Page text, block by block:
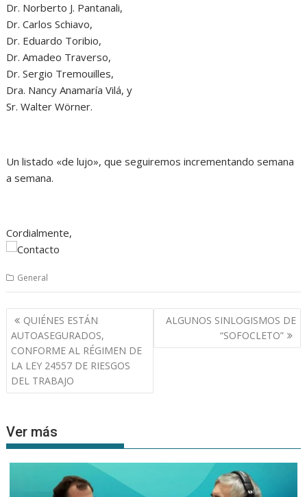
Dr. Norberto J. Pantanali,
Dr. Carlos Schiavo,
Dr. Eduardo Toribio,
Dr. Amadeo Traverso,
Dr. Sergio Tremouilles,
Dra. Nancy Anamaría Vilá, y
Sr. Walter Wörner.
Un listado «de lujo», que seguiremos incrementando semana
a semana.
Cordialmente,
General
Navegación
de
entradas
QUIÉNES ESTÁN
AUTOASEGURADOS,
CONFORME AL RÉGIMEN DE
LA LEY 24557 DE RIESGOS
DEL TRABAJO
ALGUNOS SINLOGISMOS DE
“SOFOCLETO”
Ver más